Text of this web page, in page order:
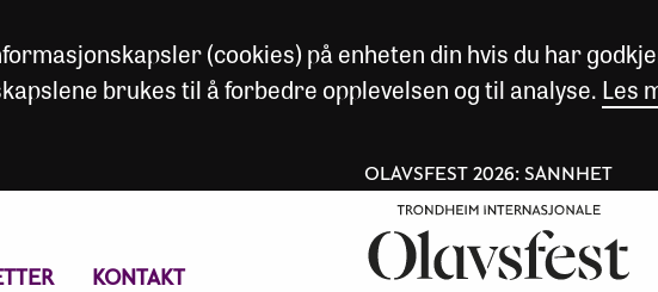
(cookies) på enheten din hvis du har
brukes til å forbedre opplevelsen og til analyse. Les
OLAVSFEST 2026: SANNHET
KONTAKT